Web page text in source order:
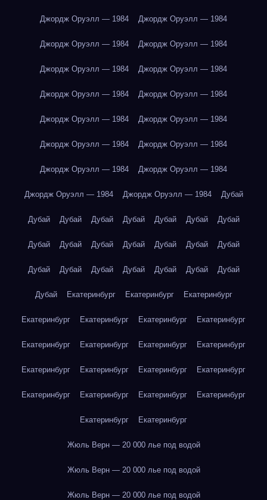
Джордж Оруэлл — 1984 Джордж Оруэлл — 1984
Джордж Оруэлл — 1984 Джордж Оруэлл — 1984
Джордж Оруэлл — 1984 Джордж Оруэлл — 1984
Джордж Оруэлл — 1984 Джордж Оруэлл — 1984
Джордж Оруэлл — 1984 Джордж Оруэлл — 1984
Джордж Оруэлл — 1984 Джордж Оруэлл — 1984
Джордж Оруэлл — 1984 Джордж Оруэлл — 1984
Джордж Оруэлл — 1984 Джордж Оруэлл — 1984 Дубай
Дубай Дубай Дубай Дубай Дубай Дубай Дубай
Дубай Дубай Дубай Дубай Дубай Дубай Дубай
Дубай Дубай Дубай Дубай Дубай Дубай Дубай
Дубай Екатеринбург Екатеринбург Екатеринбург
Екатеринбург Екатеринбург Екатеринбург Екатеринбург
Екатеринбург Екатеринбург Екатеринбург Екатеринбург
Екатеринбург Екатеринбург Екатеринбург Екатеринбург
Екатеринбург Екатеринбург Екатеринбург Екатеринбург
Екатеринбург Екатеринбург
Жюль Верн — 20 000 лье под водой
Жюль Верн — 20 000 лье под водой
Жюль Верн — 20 000 лье под водой